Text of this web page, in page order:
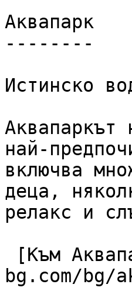
Аквапарк
--------
Истинско
най-
включва
деца,
релакс и
bg.com/